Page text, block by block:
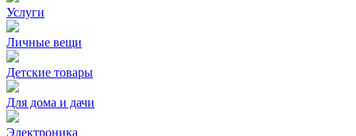
Услуги
Личные вещи
Детские товары
Для дома и дачи
Электроника